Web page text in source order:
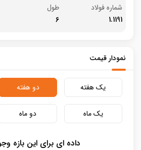
شماره فولاد
1.1191
طول
6
نمودار قیمت
یک هفته دو هفته
یک ماه دو ماه
داده ای برای این بازه